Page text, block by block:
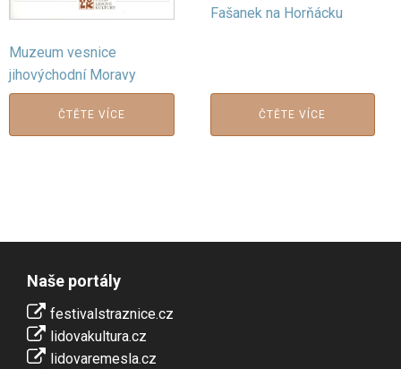
Muzeum vesnice
jihovýchodní Moravy
ČTĚTE VÍCE
Fašanek na Horňácku
ČTĚTE VÍCE
Naše portály
festivalstraznice.cz
lidovakultura.cz
lidovaremesla.cz